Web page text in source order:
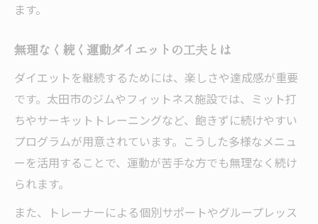
ます。
無理なく続く運動ダイエットの工夫とは
ダイエットを継続するためには、楽しさや達成感が重要
です。太田市のジムやフィットネス施設では、ミット打
ちやサーキットトレーニングなど、飽きずに続けやすい
プログラムが用意されています。こうした多様なメニュ
ーを活用することで、運動が苦手な方でも無理なく続け
られます。
また、トレーナーによる個別サポートやグループレッス